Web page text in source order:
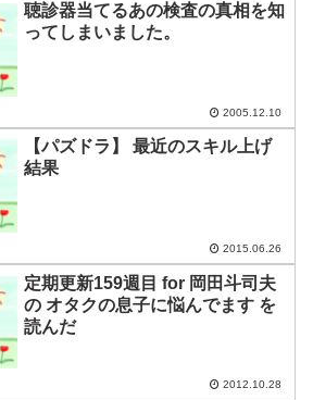
聴診器当てるあの検査の真相を知
ってしまいました。
2005.12.10
【パズドラ】 最近のスキル上げ
結果
2015.06.26
定期更新159週目 for 岡田斗司夫
の オタクの息子に悩んでます を
読んだ
2012.10.28